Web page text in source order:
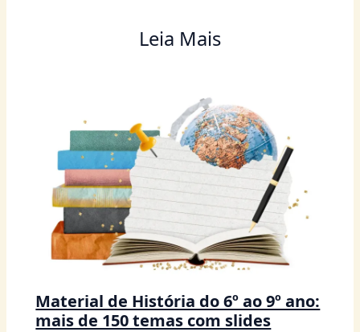
Leia Mais
Material de História do 6º ao 9º ano:
mais de 150 temas com slides